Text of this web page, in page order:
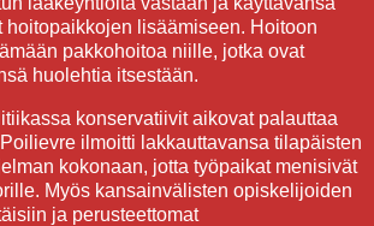
hoitopaikkojen lisäämiseen. Hoitoon
pakkohoitoa niille, jotka ovat
huolehtia itsestään.
konservatiivit aikovat palauttaa
ilmoitti lakkauttavansa tilapäisten
kokonaan, jotta työpaikat menisivät
Myös kansainvälisten opiskelijoiden
ja perusteettomat